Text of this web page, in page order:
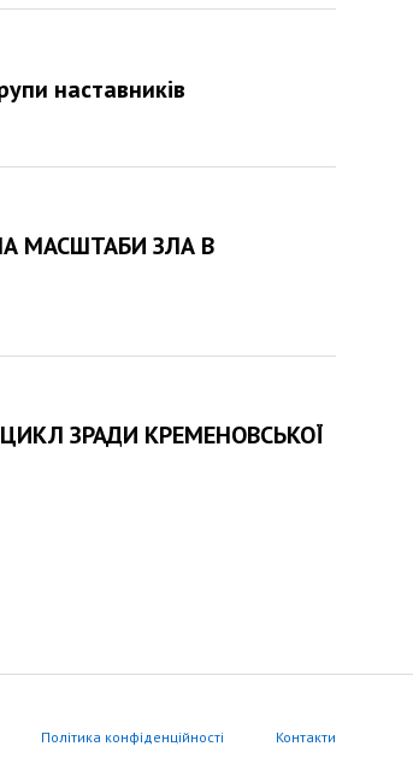
наставників
МАСШТАБИ ЗЛА В
ЗРАДИ КРЕМЕНОВСЬКОЇ
Політика конфіденційності Контакти